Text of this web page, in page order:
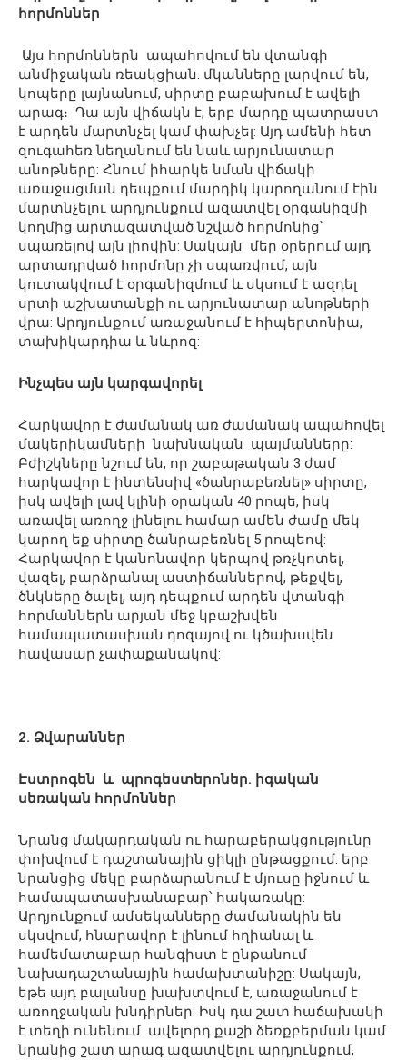
հորմոններ
Այս հորմոններն ապահովում են վտանգի
անմիջական ռեակցիան. մկանները լարվում են,
կոպերը լայնանում, սիրտը բաբախում է ավելի
արագ։ Դա այն վիճակն է, երբ մարդը պատրաստ
է արդեն մարտնչել կամ փախչել: Այդ ամենի հետ
զուգահեռ նեղանում են նաև արյունատար
անոթները: Հնում իհարկե նման վիճակի
առաջացման դեպքում մարդիկ կարողանում էին
մարտնչելու արդյունքում ազատվել օրգանիզմի
կողմից արտազատված նշված հորմոնից՝
սպառելով այն լիովին: Սակայն մեր օրերում այդ
արտադրված հորմոնը չի սպառվում, այն
կուտակվում է օրգանիզմում և սկսում է ազդել
սրտի աշխատանքի ու արյունատար անոթների
վրա: Արդյունքում առաջանում է հիպերտոնիա,
տախիկարդիա և նևրոզ:
Ինչպես այն կարգավորել
Հարկավոր է ժամանակ առ ժամանակ ապահովել
մակերիկամների նախնական պայմանները:
Բժիշկները նշում են, որ շաբաթական 3 ժամ
հարկավոր է ինտենսիվ «ծանրաբեռնել» սիրտը,
իսկ ավելի լավ կլինի օրական 40 րոպե, իսկ
առավել առողջ լինելու համար ամեն ժամը մեկ
կարող եք սիրտը ծանրաբեռնել 5 րոպեով:
Հարկավոր է կանոնավոր կերպով թռչկոտել,
վազել, բարձրանալ աստիճաններով, թեքվել,
ծնկները ծալել, այդ դեպքում արդեն վտանգի
հորմաններն արյան մեջ կբաշխվեն
համապատասխան դոզայով ու կծախսվեն
հավասար չափաքանակով:
2. Ձվարաններ
Էստրոգեն և պրոգեստերոներ. իգական
սեռական հորմոններ
Նրանց մակարդական ու հարաբերակցությունը
փոխվում է դաշտանային ցիկլի ընթացքում. երբ
նրանցից մեկը բարձարանում է մյուսը իջնում և
համապատասխանաբար՝ հակառակը:
Արդյունքում ամսեկանները ժամանակին են
սկսվում, հնարավոր է լինում հղիանալ և
համեմատաբար հանգիստ է ընթանում
նախադաշտանային համախտանիշը: Սակայն,
եթե այդ բալանսը խախտվում է, առաջանում է
առողջական խնդիրներ: Իսկ դա շատ հաճախակի
է տեղի ունենում ավելորդ քաշի ձեռքբերման կամ
նրանից շատ արագ ազատվելու արդյունքում,